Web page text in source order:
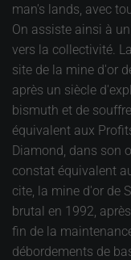
man's lands, avec
On assiste ainsi à
vers la collectivité.
site de la mine d'or
après un siècle
bismuth et de
équivalent aux
Diamond, dans son
constat équivalent
cite, la mine d'or de
brutal en 1992,
fin de la
débordements de